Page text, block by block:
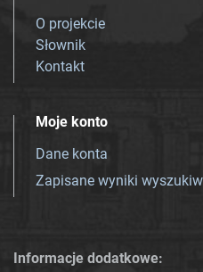
O projekcie
Słownik
Kontakt
Moje konto
Dane konta
Zapisane wyniki
Informacje dodatkowe: